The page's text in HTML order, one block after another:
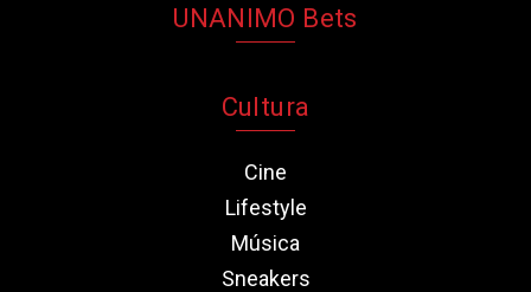
UNANIMO Bets
Cultura
Cine
Lifestyle
Música
Sneakers